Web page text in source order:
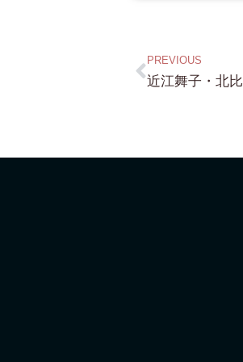
PREVIOUS